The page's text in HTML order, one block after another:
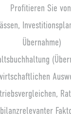
Profitieren Sie
Übernahme)
bilanzrelevanter